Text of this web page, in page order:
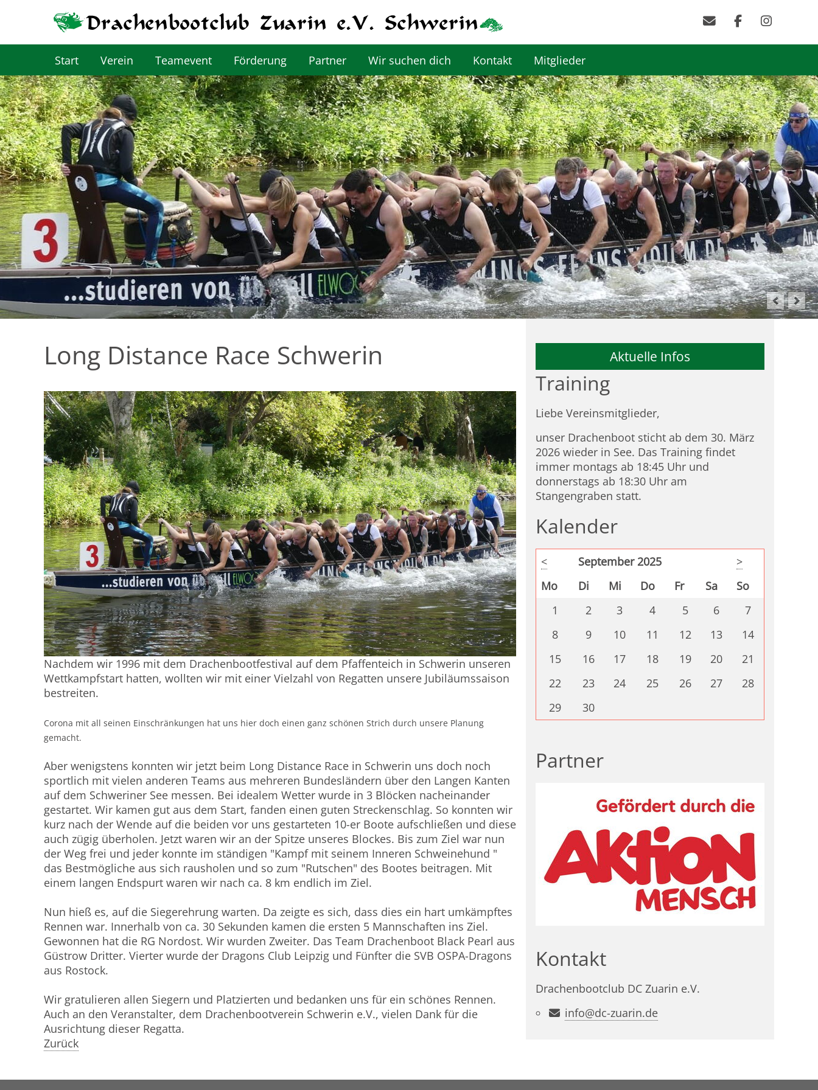
Start Verein Teamevent Förderung Partner Wir suchen dich Kontakt Mitglieder
Long Distance Race Schwerin
Nachdem wir 1996 mit dem Drachenbootfestival auf dem Pfaffenteich in Schwerin unseren
Wettkampfstart hatten, wollten wir mit einer Vielzahl von Regatten unsere Jubiläumssaison
bestreiten.
Corona mit all seinen Einschränkungen hat uns hier doch einen ganz schönen Strich durch unsere Planung
gemacht.
Aber wenigstens konnten wir jetzt beim Long Distance Race in Schwerin uns doch noch
sportlich mit vielen anderen Teams aus mehreren Bundesländern über den Langen Kanten
auf dem Schweriner See messen. Bei idealem Wetter wurde in 3 Blöcken nacheinander
gestartet. Wir kamen gut aus dem Start, fanden einen guten Streckenschlag. So konnten wir
kurz nach der Wende auf die beiden vor uns gestarteten 10-er Boote aufschließen und diese
auch zügig überholen. Jetzt waren wir an der Spitze unseres Blockes. Bis zum Ziel war nun
der Weg frei und jeder konnte im ständigen "Kampf mit seinem Inneren Schweinehund "
das Bestmögliche aus sich rausholen und so zum "Rutschen" des Bootes beitragen. Mit
einem langen Endspurt waren wir nach ca. 8 km endlich im Ziel.
Nun hieß es, auf die Siegerehrung warten. Da zeigte es sich, dass dies ein hart umkämpftes
Rennen war. Innerhalb von ca. 30 Sekunden kamen die ersten 5 Mannschaften ins Ziel.
Gewonnen hat die RG Nordost. Wir wurden Zweiter. Das Team Drachenboot Black Pearl aus
Güstrow Dritter. Vierter wurde der Dragons Club Leipzig und Fünfter die SVB OSPA-Dragons
aus Rostock.
Wir gratulieren allen Siegern und Platzierten und bedanken uns für ein schönes Rennen.
Auch an den Veranstalter, dem Drachenbootverein Schwerin e.V., vielen Dank für die
Ausrichtung dieser Regatta.
Zurück
Aktuelle Infos
Training
Liebe Vereinsmitglieder,
unser Drachenboot sticht ab dem 30. März
2026 wieder in See. Das Training findet
immer montags ab 18:45 Uhr und
donnerstags ab 18:30 Uhr am
Stangengraben statt.
Kalender
< September 2025
>
Mo
Di Mi Do Fr Sa
So
1
2 3 4 5 6
7
8
9 10 11 12 13
14
15
16 17 18 19 20
21
22
23 24 25 26 27
28
29
30
Partner
Kontakt
Drachenbootclub DC Zuarin e.V.
info@dc-zuarin.de